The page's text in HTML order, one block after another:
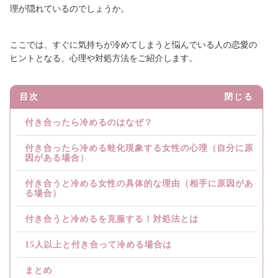
理が隠れているのでしょうか。
ここでは、すぐに気持ちが冷めてしまうと悩んでいる人の恋愛の
ヒントとなる、心理や対処方法をご紹介します。
目次 閉じる
付き合ったら冷めるのはなぜ？
付き合ったら冷める蛙化現象する女性の心理（自分に原
因がある場合）
付き合うと冷める女性の具体的な理由（相手に原因があ
る場合）
付き合うと冷めるを克服する！対処法とは
15人以上と付き合って冷める場合は
まとめ